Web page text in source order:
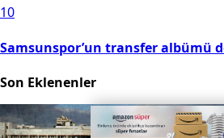
10
Samsunspor’un transfer albümü
Son Eklenenler